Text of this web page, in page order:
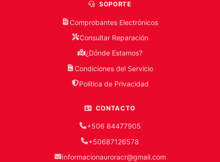
SOPORTE
Comprobantes Electrónicos
Consultar Reparación
¿Dónde Estamos?
Condiciones del Servicio
Política de Privacidad
CONTACTO
+506 84477905
+50687126578
Informacionauroracr@gmail.com